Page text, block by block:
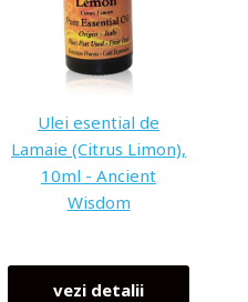
Ulei esential de
Lamaie (Citrus Limon),
10ml - Ancient
Wisdom
vezi detalii